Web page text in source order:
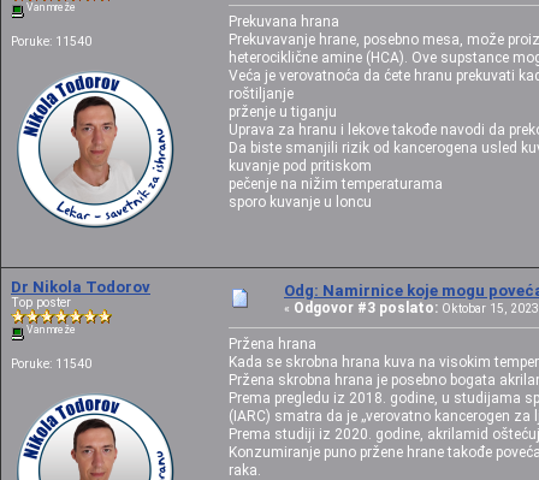
Van mreže
Poruke: 11540
Prekuvana hrana
Prekuvavanje hrane, posebno mesa, može
heterociklične amine (HCA). Ove supstance
Veća je verovatnoća da ćete hranu prekuvati
roštiljanje
prženje u tiganju
Uprava za hranu i lekove takođe navodi da
Da biste smanjili rizik od kancerogena usled
kuvanje pod pritiskom
pečenje na nižim temperaturama
sporo kuvanje u loncu
Dr Nikola Todorov
Top poster
Van mreže
Poruke: 11540
Odg: Namirnice koje mogu
« Odgovor #3 poslato: Oktobar 15,
Pržena hrana
Kada se skrobna hrana kuva na visokim
Pržena skrobna hrana je posebno bogata
Prema pregledu iz 2018. godine, u studijama
(IARC) smatra da je „verovatno kancerogen za
Prema studiji iz 2020. godine, akrilamid
Konzumiranje puno pržene hrane takođe
raka.